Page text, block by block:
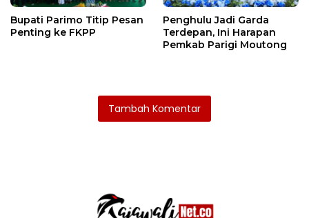
Bupati Parimo Titip Pesan
Penting ke FKPP
Penghulu Jadi Garda
Terdepan, Ini Harapan
Pemkab Parigi Moutong
Tambah Komentar